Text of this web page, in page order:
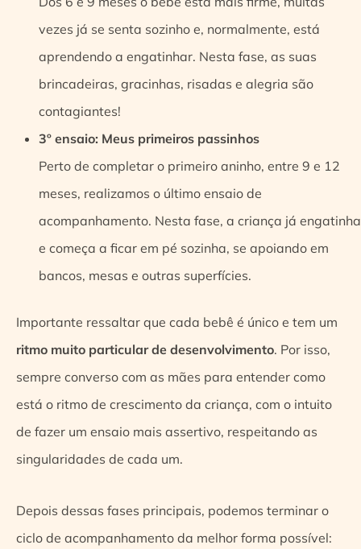
vezes já se senta sozinho e, normalmente, está
aprendendo a engatinhar. Nesta fase, as suas
brincadeiras, gracinhas, risadas e alegria são
contagiantes!
3º ensaio: Meus primeiros passinhos
Perto de completar o primeiro aninho, entre 9 e 12
meses, realizamos o último ensaio de
acompanhamento. Nesta fase, a criança já engatinha
e começa a ficar em pé sozinha, se apoiando em
bancos, mesas e outras superfícies.
Importante ressaltar que cada bebê é único e tem um
ritmo muito particular de desenvolvimento. Por isso,
sempre converso com as mães para entender como
está o ritmo de crescimento da criança, com o intuito
de fazer um ensaio mais assertivo, respeitando as
singularidades de cada um.
Depois dessas fases principais, podemos terminar o
ciclo de acompanhamento da melhor forma possível: